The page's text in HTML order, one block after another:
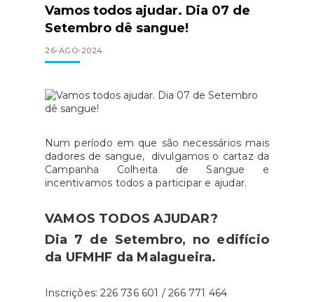
Vamos todos ajudar. Dia 07 de
Setembro dê sangue!
26-AGO-2024
Num período em que são necessários mais
dadores de sangue, divulgamos o cartaz da
Campanha Colheita de Sangue e
incentivamos todos a participar e ajudar.
VAMOS TODOS AJUDAR?
Dia 7 de Setembro, no edifício
da UFMHF da Malagueira.
Inscrições: 226 736 601 / 266 771 464